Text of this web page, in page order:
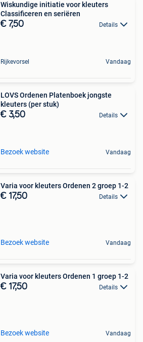
Wiskundige initiatie voor kleuters
Classificeren en seriëren
€ 7,50 Details
Rijkevorsel Vandaag
LOVS Ordenen Platenboek jongste
kleuters (per stuk)
€ 3,50 Details
Bezoek website Vandaag
Varia voor kleuters Ordenen 2 groep 1-2
€ 17,50 Details
Bezoek website Vandaag
Varia voor kleuters Ordenen 1 groep 1-2
€ 17,50 Details
Bezoek website Vandaag